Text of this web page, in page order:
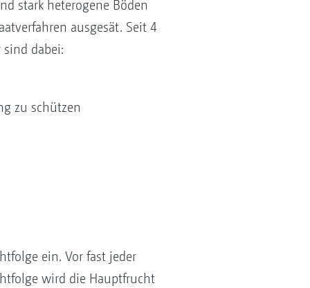
stark heterogene Böden
ausgesät. Seit 4
sind dabei:
zu schützen
ein. Vor fast jeder
wird die Hauptfrucht